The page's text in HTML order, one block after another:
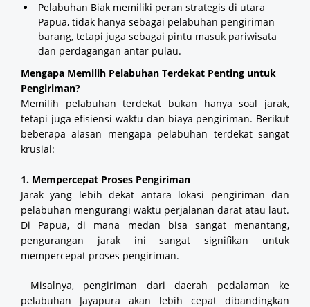
Pelabuhan Biak memiliki peran strategis di utara
Papua, tidak hanya sebagai pelabuhan pengiriman
barang, tetapi juga sebagai pintu masuk pariwisata
dan perdagangan antar pulau.
Mengapa Memilih Pelabuhan Terdekat Penting untuk
Pengiriman?
Memilih pelabuhan terdekat bukan hanya soal jarak,
tetapi juga efisiensi waktu dan biaya pengiriman. Berikut
beberapa alasan mengapa pelabuhan terdekat sangat
krusial:
1. Mempercepat Proses Pengiriman
Jarak yang lebih dekat antara lokasi pengiriman dan
pelabuhan mengurangi waktu perjalanan darat atau laut.
Di Papua, di mana medan bisa sangat menantang,
pengurangan jarak ini sangat signifikan untuk
mempercepat proses pengiriman.
Misalnya, pengiriman dari daerah pedalaman ke
pelabuhan Jayapura akan lebih cepat dibandingkan